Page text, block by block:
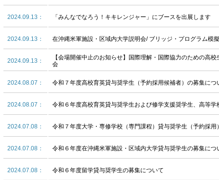
2024.09.13： 「みんなでなろう！キキレンジャー」にブースを出展します
2024.09.13： 在沖縄米軍施設・区域内大学説明会/ ブリッジ・プログラム模
2024.09.13：
【会場開催中止のお知らせ】国際理解・国際協力のための高
会
2024.08.07： 令和７年度高校育英貸与奨学生（予約採用候補者）の募集につ
2024.08.07： 令和６年度高校育英貸与奨学生および修学支援奨学生、高等
2024.07.08： 令和７年度大学・専修学校（専門課程）貸与奨学生（予約採用
2024.07.08： 令和６年度在沖縄米軍施設・区域内大学貸与奨学生の募集につ
2024.07.08： 令和６年度留学貸与奨学生の募集について